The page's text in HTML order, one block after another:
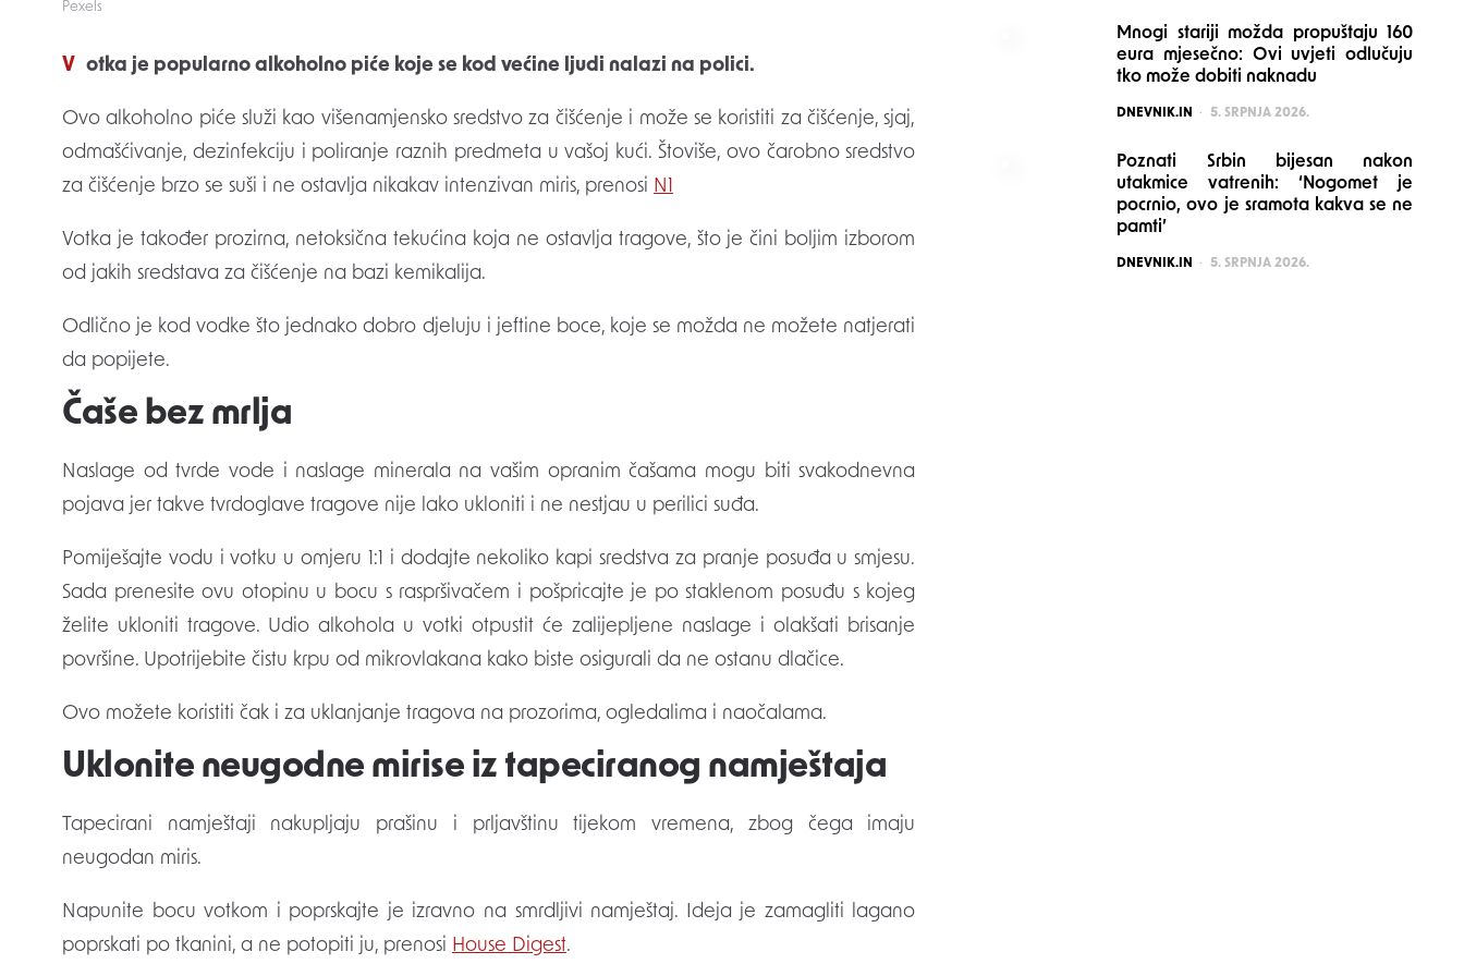
Pexels
Votka je popularno alkoholno piće koje se kod većine ljudi nalazi na polici.
Ovo alkoholno piće služi kao višenamjensko sredstvo za čišćenje i može se koristiti za čišćenje, sjaj,
odmašćivanje, dezinfekciju i poliranje raznih predmeta u vašoj kući. Štoviše, ovo čarobno sredstvo
za čišćenje brzo se suši i ne ostavlja nikakav intenzivan miris, prenosi N1
Votka je također prozirna, netoksična tekućina koja ne ostavlja tragove, što je čini boljim izborom
od jakih sredstava za čišćenje na bazi kemikalija.
Odlično je kod vodke što jednako dobro djeluju i jeftine boce, koje se možda ne možete natjerati
da popijete.
Čaše bez mrlja
Naslage od tvrde vode i naslage minerala na vašim opranim čašama mogu biti svakodnevna
pojava jer takve tvrdoglave tragove nije lako ukloniti i ne nestjau u perilici suđa.
Pomiješajte vodu i votku u omjeru 1:1 i dodajte nekoliko kapi sredstva za pranje posuđa u smjesu.
Sada prenesite ovu otopinu u bocu s raspršivačem i pošpricajte je po staklenom posuđu s kojeg
želite ukloniti tragove. Udio alkohola u votki otpustit će zalijepljene naslage i olakšati brisanje
površine. Upotrijebite čistu krpu od mikrovlakana kako biste osigurali da ne ostanu dlačice.
Ovo možete koristiti čak i za uklanjanje tragova na prozorima, ogledalima i naočalama.
Uklonite neugodne mirise iz tapeciranog namještaja
Tapecirani namještaji nakupljaju prašinu i prljavštinu tijekom vremena, zbog čega imaju
neugodan miris.
Napunite bocu votkom i poprskajte je izravno na smrdljivi namještaj. Ideja je zamagliti lagano
poprskati po tkanini, a ne potopiti ju, prenosi House Digest.
Mnogi stariji možda propuštaju 160
eura mjesečno: Ovi uvjeti odlučuju
tko može dobiti naknadu
POSTED
DNEVNIK.IN 5. SRPNJA 2026.
Poznati Srbin bijesan nakon
utakmice vatrenih: ‘Nogomet je
pocrnio, ovo je sramota kakva se ne
pamti’
POSTED
DNEVNIK.IN 5. SRPNJA 2026.